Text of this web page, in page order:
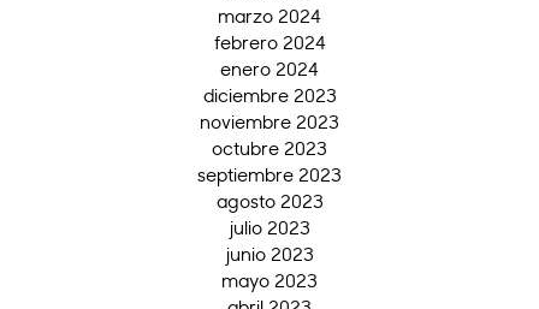
marzo 2024
febrero 2024
enero 2024
diciembre 2023
noviembre 2023
octubre 2023
septiembre 2023
agosto 2023
julio 2023
junio 2023
mayo 2023